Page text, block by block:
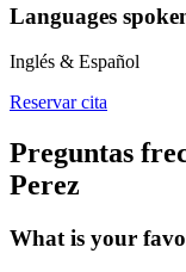
Languages
Inglés & Español
Reservar cita
Preguntas
Perez
What is your